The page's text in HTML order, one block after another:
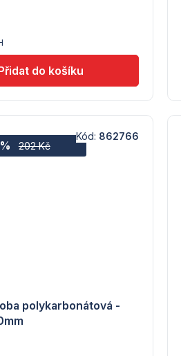
202 Kč
polykarbonátová -
Kód: 862766